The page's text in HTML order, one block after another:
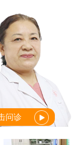
斑的原因与解析
问诊